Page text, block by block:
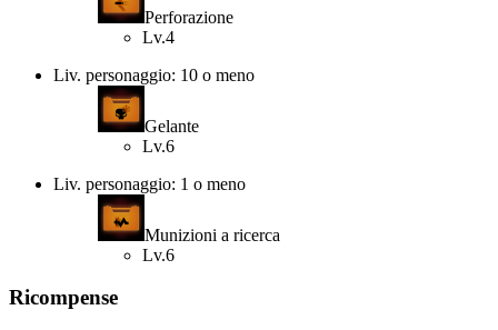
Perforazione
Lv.4
Liv. personaggio: 10 o meno
Gelante
Lv.6
Liv. personaggio: 1 o meno
Munizioni a ricerca
Lv.6
Ricompense